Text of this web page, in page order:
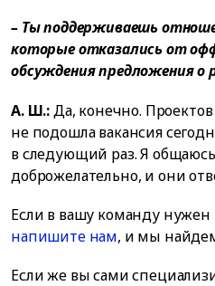
– Ты поддерживаешь
которые отказались от
обсуждения предложения о
А. Ш.:Да, конечно.
не подошла вакансия
в следующий раз. Я
доброжелательно, и они
Если в вашу команду нужен
напишите нам, и мы
Если же вы сами